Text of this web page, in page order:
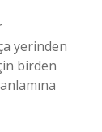
yerinden
birden